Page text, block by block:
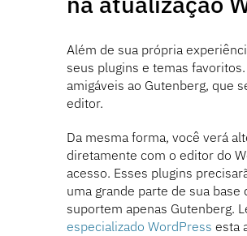
Além de sua própria
seus plugins e temas
amigáveis ​​ao Gutenberg, que
editor.
Da mesma forma, você verá
diretamente com o editor do
acesso. Esses plugins
uma grande parte de sua
suportem apenas Gutenberg.
especializado WordPress esta